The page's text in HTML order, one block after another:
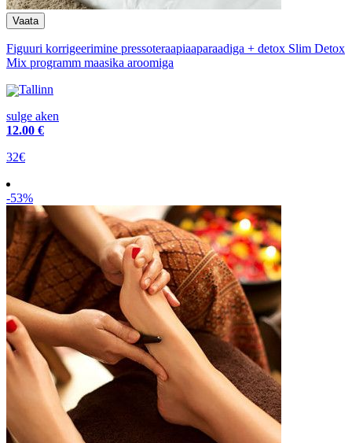
Figuuri korrigeerimine pressoteraapiaaparaadiga + detox Slim Detox
Mix programm maasika aroomiga
Tallinn
sulge aken
12.00 €
32€
-53%